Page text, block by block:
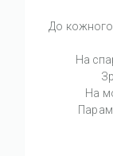
До кожного
На
На